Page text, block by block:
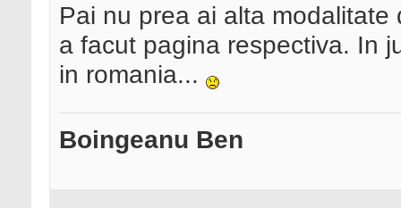
Pai nu prea ai alta
a facut pagina respectiva. In
in romania...
Boingeanu Ben